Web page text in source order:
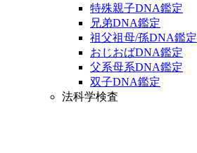
特殊親子DNA鑑定
兄弟DNA鑑定
祖父祖母/孫DNA鑑定
おじおばDNA鑑定
父系母系DNA鑑定
双子DNA鑑定
法科学検査